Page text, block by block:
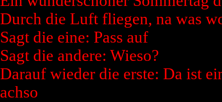
Durch die Luft fliegen, na was
Sagt die eine: Pass auf
Sagt die andere: Wieso?
Darauf wieder die erste: Da ist
achso